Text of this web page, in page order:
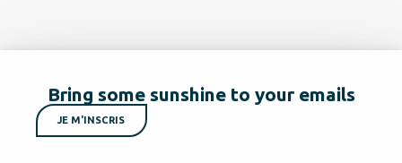
Bring some sunshine to your emails
JE M'INSCRIS